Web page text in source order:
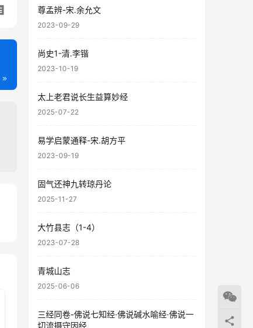
尊孟辨-宋.余允文
2023-09-29
尚史1-清.李锴
2023-10-19
太上老君说长生益算妙经
2025-07-22
易学启蒙通释-宋.胡方平
2023-09-19
固气还神九转琼丹论
2025-11-27
大竹县志（1-4）
2023-07-28
青城山志
2025-06-06
三经同卷-佛说七知经·佛说碱水喻经·佛说一
切流摄守因经